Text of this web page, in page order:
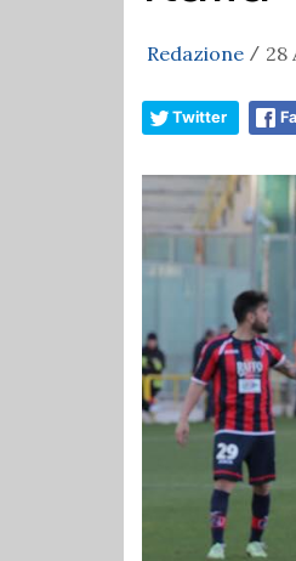
Redazione / 28
Twitter